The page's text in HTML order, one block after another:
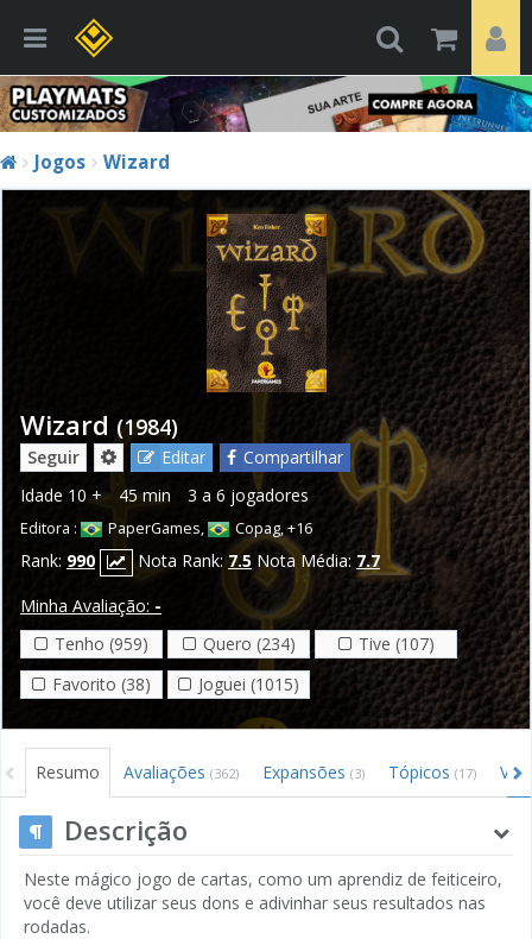
Jogos Wizard
Wizard (1984)
Seguir Editar
Compartilhar
Idade 10 + 45 min 3 a 6 jogadores
Editora : PaperGames, Copag,+16
Rank: 990 Nota Rank: 7.5 Nota Média: 7.7
Minha Avaliação: -
Tenho (959)
Quero (234)
Tive (107)
Favorito (38)
Joguei (1015)
Resumo Avaliações (362) Expansões (3) Tópicos (17)
Descrição
Neste mágico jogo de cartas, como um aprendiz de feiticeiro,
você deve utilizar seus dons e adivinhar seus resultados nas
rodadas.